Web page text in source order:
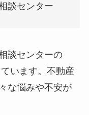
談センター
談センターの
います。不動産
な悩みや不安が